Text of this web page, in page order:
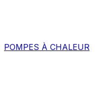
POMPES À CHALEUR